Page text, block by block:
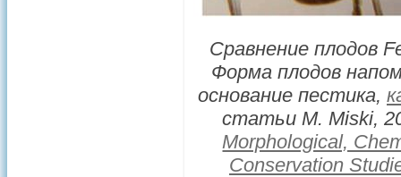
Сравнение плодов
Форма плодов
основание пестика,
статьи M. Miski,
Morphological,
Conservation